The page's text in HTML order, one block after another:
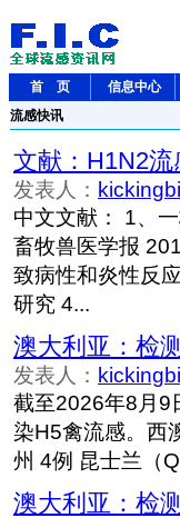
首 页 信息中心
流感快讯
文献：H1N2流
发表人：
中文文献： 1、
畜牧兽医学报
致病性和炎性反
研究 4...
澳大利亚：检
发表人：
截至2026年8月9
染H5禽流感。西
州 4例 昆士兰（
澳大利亚：检